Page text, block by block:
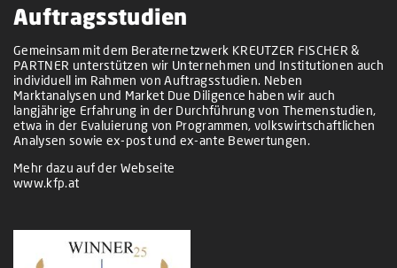
Auftragsstudien
Gemeinsam mit dem Beraternetzwerk KREUTZER FISCHER &
PARTNER unterstützen wir Unternehmen und Institutionen auch
individuell im Rahmen von Auftragsstudien. Neben
Marktanalysen und Market Due Diligence haben wir auch
langjährige Erfahrung in der Durchführung von Themenstudien,
etwa in der Evaluierung von Programmen, volkswirtschaftlichen
Analysen sowie ex-post und ex-ante Bewertungen.
Mehr dazu auf der Webseite
www.kfp.at